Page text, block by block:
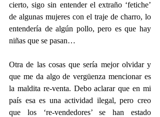
cierto, sigo sin entender el extraño ‘fetiche’
de algunas mujeres con el traje de charro, lo
entendería de algún pollo, pero es que hay
niñas que se pasan…
Otra de las cosas que sería mejor olvidar y
que me da algo de vergüenza mencionar es
la maldita re-venta. Debo aclarar que en mi
país esa es una actividad ilegal, pero creo
que los ‘re-vendedores’ se han estado